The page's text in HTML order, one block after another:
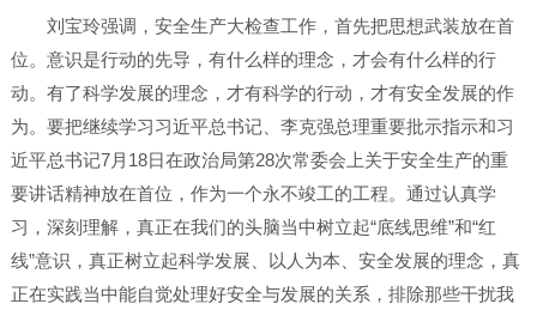
刘宝玲强调，安全生产大检查工作，首先把思想武装放在首
位。意识是行动的先导，有什么样的理念，才会有什么样的行
动。有了科学发展的理念，才有科学的行动，才有安全发展的作
为。要把继续学习习近平总书记、李克强总理重要批示指示和习
近平总书记7月18日在政治局第28次常委会上关于安全生产的重
要讲话精神放在首位，作为一个永不竣工的工程。通过认真学
习，深刻理解，真正在我们的头脑当中树立起“底线思维”和“红
线”意识，真正树立起科学发展、以人为本、安全发展的理念，真
正在实践当中能自觉处理好安全与发展的关系，排除那些干扰我